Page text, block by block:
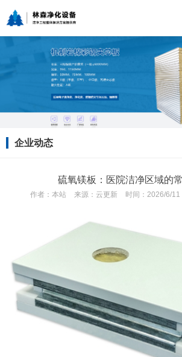
企业动态
硫氧镁板：医院洁净区域的
作者： 本站 来源： 云更新 时间： 2026/6/11